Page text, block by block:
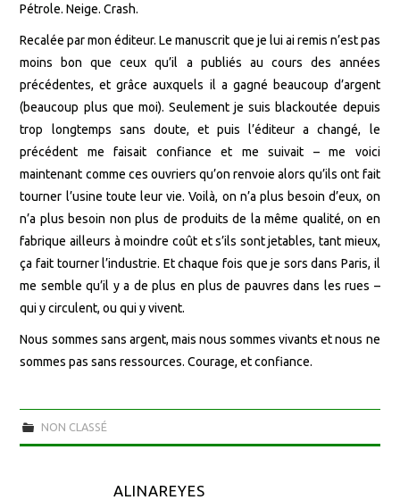
Pétrole. Neige. Crash.
Recalée par mon éditeur. Le manuscrit que je lui ai remis n’est pas
moins bon que ceux qu’il a publiés au cours des années
précédentes, et grâce auxquels il a gagné beaucoup d’argent
(beaucoup plus que moi). Seulement je suis blackoutée depuis
trop longtemps sans doute, et puis l’éditeur a changé, le
précédent me faisait confiance et me suivait – me voici
maintenant comme ces ouvriers qu’on renvoie alors qu’ils ont fait
tourner l’usine toute leur vie. Voilà, on n’a plus besoin d’eux, on
n’a plus besoin non plus de produits de la même qualité, on en
fabrique ailleurs à moindre coût et s’ils sont jetables, tant mieux,
ça fait tourner l’industrie. Et chaque fois que je sors dans Paris, il
me semble qu’il y a de plus en plus de pauvres dans les rues –
qui y circulent, ou qui y vivent.
Nous sommes sans argent, mais nous sommes vivants et nous ne
sommes pas sans ressources. Courage, et confiance.
NON CLASSÉ
ALINAREYES